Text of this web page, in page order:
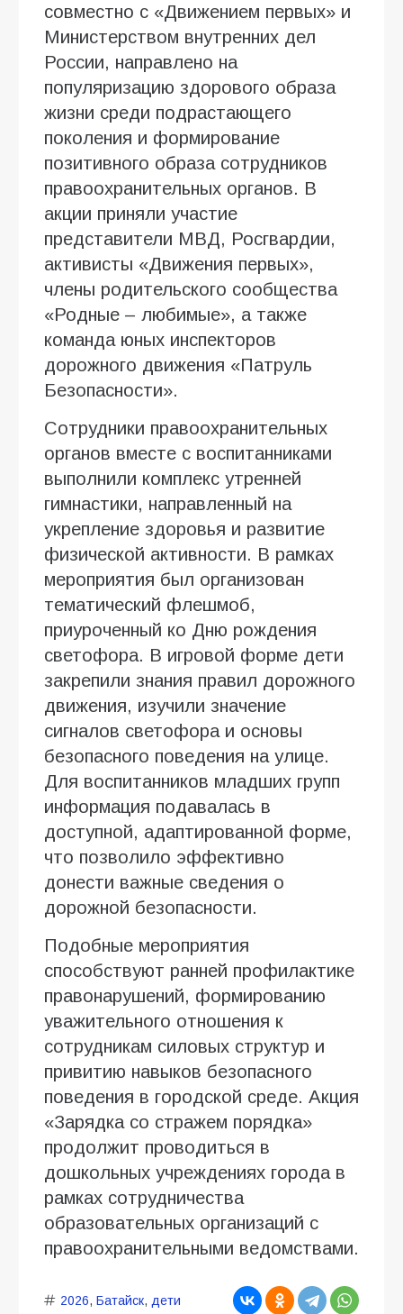
совместно с «Движением первых» и
Министерством внутренних дел
России, направлено на
популяризацию здорового образа
жизни среди подрастающего
поколения и формирование
позитивного образа сотрудников
правоохранительных органов. В
акции приняли участие
представители МВД, Росгвардии,
активисты «Движения первых»,
члены родительского сообщества
«Родные – любимые», а также
команда юных инспекторов
дорожного движения «Патруль
Безопасности».
Сотрудники правоохранительных
органов вместе с воспитанниками
выполнили комплекс утренней
гимнастики, направленный на
укрепление здоровья и развитие
физической активности. В рамках
мероприятия был организован
тематический флешмоб,
приуроченный ко Дню рождения
светофора. В игровой форме дети
закрепили знания правил дорожного
движения, изучили значение
сигналов светофора и основы
безопасного поведения на улице.
Для воспитанников младших групп
информация подавалась в
доступной, адаптированной форме,
что позволило эффективно
донести важные сведения о
дорожной безопасности.
Подобные мероприятия
способствуют ранней профилактике
правонарушений, формированию
уважительного отношения к
сотрудникам силовых структур и
привитию навыков безопасного
поведения в городской среде. Акция
«Зарядка со стражем порядка»
продолжит проводиться в
дошкольных учреждениях города в
рамках сотрудничества
образовательных организаций с
правоохранительными ведомствами.
2026, Батайск, дети